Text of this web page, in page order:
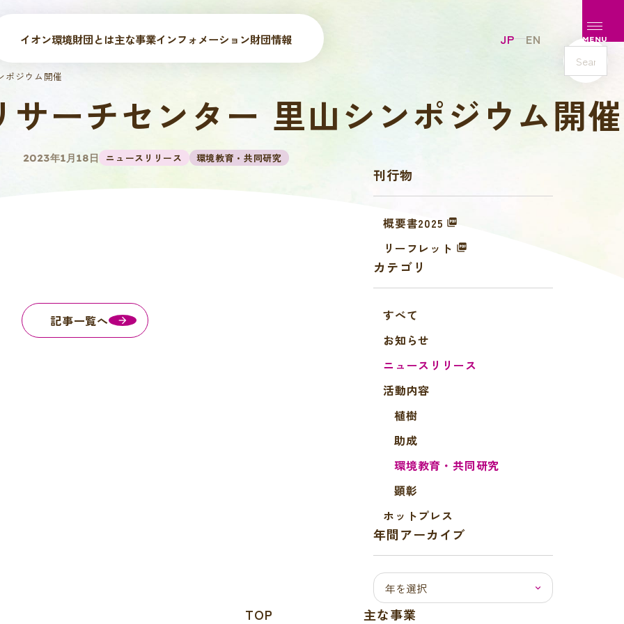
メニュ
MENU
イオン環境財団とは主な事業インフォメーション財団情報 JP
EN
s
e
a
r
c
ポジウム開催
サーチセンター 里山シンポジウム開催
2023年1月18日 ニュースリリース 環境教育・共同研究
記事一覧へ
刊行物
概要書2025
リーフレット
カテゴリ
すべて
お知らせ
ニュースリリース
活動内容
植樹
助成
環境教育・共同研究
顕彰
ホットプレス
年間アーカイブ
TOP 主な事業